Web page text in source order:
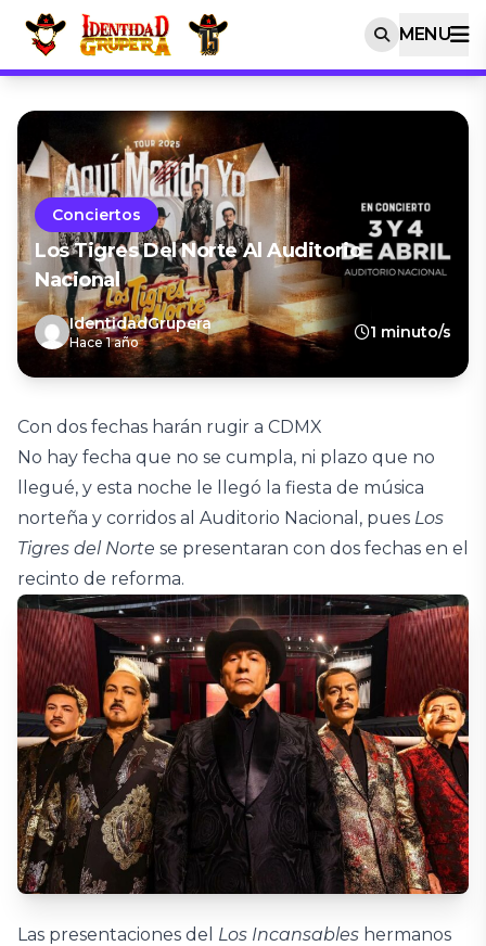
MENU
Conciertos
Los Tigres Del Norte Al Auditorio
Nacional
IdentidadGrupera
Hace 1 año
1 minuto/s
Con dos fechas harán rugir a CDMX
No hay fecha que no se cumpla, ni plazo que no
llegué, y esta noche le llegó la fiesta de música
norteña y corridos al Auditorio Nacional, pues Los
Tigres del Norte se presentaran con dos fechas en el
recinto de reforma.
Las presentaciones del Los Incansables hermanos